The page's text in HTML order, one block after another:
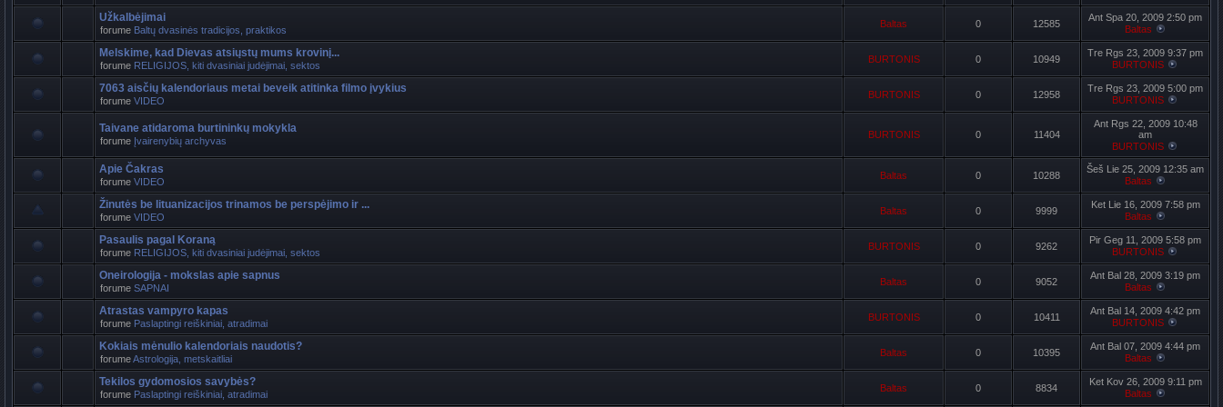
Užkalbėjimai
forume Baltų dvasinės tradicijos, praktikos
Baltas 0 12585
Ant Spa 20, 2009 2:50 pm
Baltas
Melskime, kad Dievas atsiųstų mums krovinį...
forume RELIGIJOS, kiti dvasiniai judėjimai, sektos
BURTONIS 0 10949
Tre Rgs 23, 2009 9:37 pm
BURTONIS
7063 aisčių kalendoriaus metai beveik atitinka filmo įvykius
forume VIDEO
BURTONIS 0 12958
Tre Rgs 23, 2009 5:00 pm
BURTONIS
Taivane atidaroma burtininkų mokykla
forume Įvairenybių archyvas
BURTONIS 0 11404
Ant Rgs 22, 2009 10:48
am
BURTONIS
Apie Čakras
forume VIDEO
Baltas 0 10288
Šeš Lie 25, 2009 12:35 am
Baltas
Žinutės be lituanizacijos trinamos be perspėjimo ir ...
forume VIDEO
Baltas 0 9999
Ket Lie 16, 2009 7:58 pm
Baltas
Pasaulis pagal Koraną
forume RELIGIJOS, kiti dvasiniai judėjimai, sektos
BURTONIS 0 9262
Pir Geg 11, 2009 5:58 pm
BURTONIS
Oneirologija - mokslas apie sapnus
forume SAPNAI
Baltas 0 9052
Ant Bal 28, 2009 3:19 pm
Baltas
Atrastas vampyro kapas
forume Paslaptingi reiškiniai, atradimai
BURTONIS 0 10411
Ant Bal 14, 2009 4:42 pm
BURTONIS
Kokiais mėnulio kalendoriais naudotis?
forumeAstrologija, metskaitliai
Baltas 0 10395
Ant Bal 07, 2009 4:44 pm
Baltas
Tekilos gydomosios savybės?
forume Paslaptingi reiškiniai, atradimai
Baltas 0 8834
Ket Kov 26, 2009 9:11 pm
Baltas